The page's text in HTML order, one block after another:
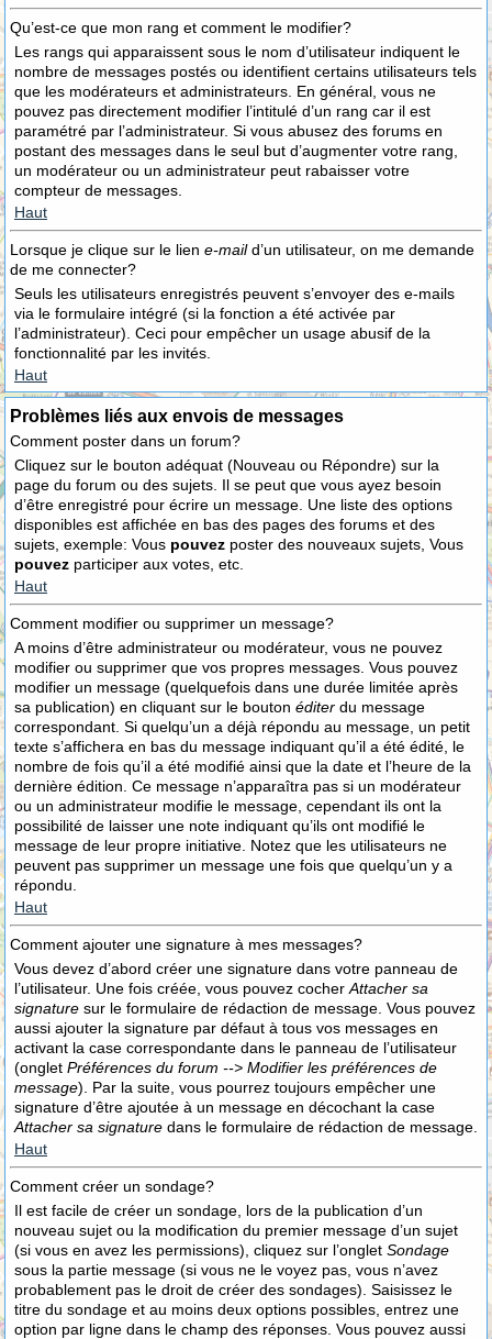
Qu’est-ce que mon rang et comment le modifier?
Les rangs qui apparaissent sous le nom d’utilisateur indiquent le
nombre de messages postés ou identifient certains utilisateurs tels
que les modérateurs et administrateurs. En général, vous ne
pouvez pas directement modifier l’intitulé d’un rang car il est
paramétré par l’administrateur. Si vous abusez des forums en
postant des messages dans le seul but d’augmenter votre rang,
un modérateur ou un administrateur peut rabaisser votre
compteur de messages.
Haut
Lorsque je clique sur le lien e-maild’un utilisateur, on me demande
de me connecter?
Seuls les utilisateurs enregistrés peuvent s’envoyer des e-mails
via le formulaire intégré (si la fonction a été activée par
l’administrateur). Ceci pour empêcher un usage abusif de la
fonctionnalité par les invités.
Haut
Problèmes liés aux envois de messages
Comment poster dans un forum?
Cliquez sur le bouton adéquat (Nouveau ou Répondre) sur la
page du forum ou des sujets. Il se peut que vous ayez besoin
d’être enregistré pour écrire un message. Une liste des options
disponibles est affichée en bas des pages des forums et des
sujets, exemple: Vous pouvez poster des nouveaux sujets, Vous
pouvez participer aux votes, etc.
Haut
Comment modifier ou supprimer un message?
A moins d’être administrateur ou modérateur, vous ne pouvez
modifier ou supprimer que vos propres messages. Vous pouvez
modifier un message (quelquefois dans une durée limitée après
sa publication) en cliquant sur le bouton éditer du message
correspondant. Si quelqu’un a déjà répondu au message, un petit
texte s’affichera en bas du message indiquant qu’il a été édité, le
nombre de fois qu’il a été modifié ainsi que la date et l’heure de la
dernière édition. Ce message n’apparaîtra pas si un modérateur
ou un administrateur modifie le message, cependant ils ont la
possibilité de laisser une note indiquant qu’ils ont modifié le
message de leur propre initiative. Notez que les utilisateurs ne
peuvent pas supprimer un message une fois que quelqu’un y a
répondu.
Haut
Comment ajouter une signature à mes messages?
Vous devez d’abord créer une signature dans votre panneau de
l’utilisateur. Une fois créée, vous pouvez cocher Attacher sa
signature sur le formulaire de rédaction de message. Vous pouvez
aussi ajouter la signature par défaut à tous vos messages en
activant la case correspondante dans le panneau de l’utilisateur
(onglet Préférences du forum --> Modifier les préférences de
message). Par la suite, vous pourrez toujours empêcher une
signature d’être ajoutée à un message en décochant la case
Attacher sa signature dans le formulaire de rédaction de message.
Haut
Comment créer un sondage?
Il est facile de créer un sondage, lors de la publication d’un
nouveau sujet ou la modification du premier message d’un sujet
(si vous en avez les permissions), cliquez sur l’onglet Sondage
sous la partie message (si vous ne le voyez pas, vous n’avez
probablement pas le droit de créer des sondages). Saisissez le
titre du sondage et au moins deux options possibles, entrez une
option par ligne dans le champ des réponses. Vous pouvez aussi